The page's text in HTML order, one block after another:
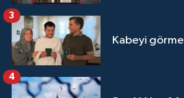
Kabeyi
3
4
Tunceli Müftülüğü
Uşak Müftülüğü
Van Müftülüğü